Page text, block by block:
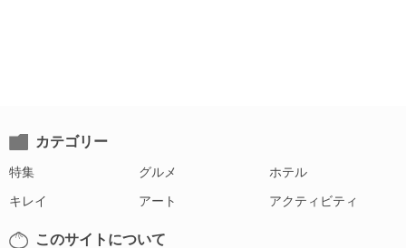
カテゴリー
特集 グルメ ホテル
キレイ アート アクティビティ
このサイトについて